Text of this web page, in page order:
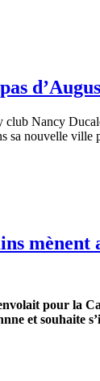
club Nancy
sa nouvelle ville
mènent
pour la
et souhaite